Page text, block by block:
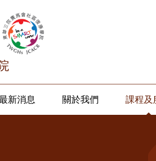
新消息 關於我們 課程及